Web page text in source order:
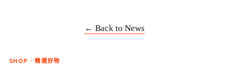
← Back to News
SHOP · 精選好物